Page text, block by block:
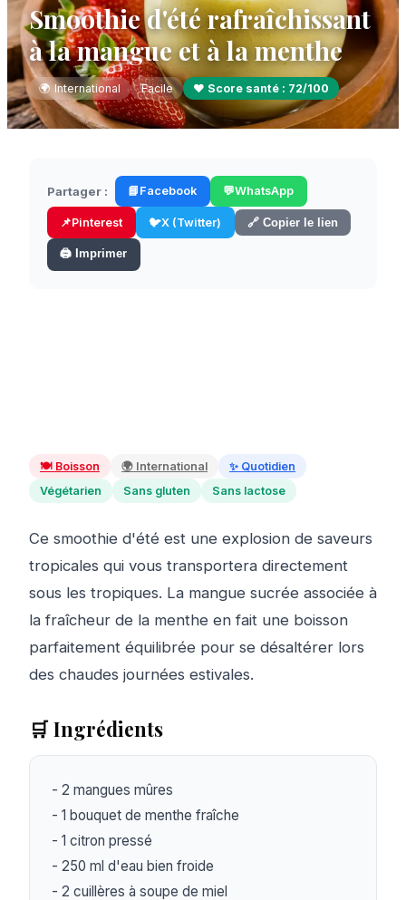
Smoothie d'été rafraîchissant
à la mangue et à la menthe
🌍International Facile ❤️ Score santé : 72/100
Partager : 📘 Facebook 💬WhatsApp
📌Pinterest 🐦X (Twitter) 🔗 Copier le lien
🖨️ Imprimer
🍽️ Boisson 🌍 International ✨ Quotidien
Végétarien
Sans gluten Sans lactose
Ce smoothie d'été est une explosion de saveurs
tropicales qui vous transportera directement
sous les tropiques. La mangue sucrée associée à
la fraîcheur de la menthe en fait une boisson
parfaitement équilibrée pour se désaltérer lors
des chaudes journées estivales.
🛒 Ingrédients
- 2 mangues mûres
- 1 bouquet de menthe fraîche
- 1 citron pressé
- 250 ml d'eau bien froide
- 2 cuillères à soupe de miel